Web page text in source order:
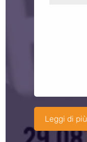
Leggi di più